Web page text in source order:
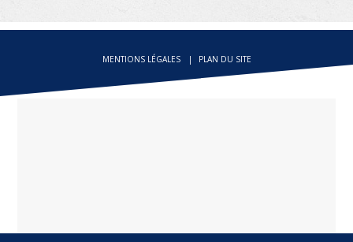
MENTIONS LÉGALES PLAN DU SITE